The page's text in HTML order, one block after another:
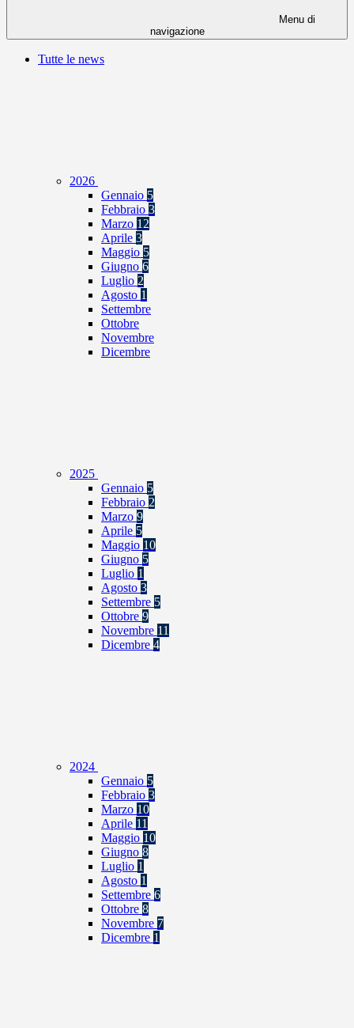
Menu di
navigazione
Tutte le news
2026
Gennaio 5
Febbraio 3
Marzo 12
Aprile 3
Maggio 5
Giugno 6
Luglio 2
Agosto 1
Settembre
Ottobre
Novembre
Dicembre
2025
Gennaio 5
Febbraio 2
Marzo 9
Aprile 5
Maggio 10
Giugno 5
Luglio 1
Agosto 3
Settembre 5
Ottobre 9
Novembre 11
Dicembre 4
2024
Gennaio 5
Febbraio 3
Marzo 10
Aprile 11
Maggio 10
Giugno 8
Luglio 1
Agosto 1
Settembre 6
Ottobre 8
Novembre 7
Dicembre 1